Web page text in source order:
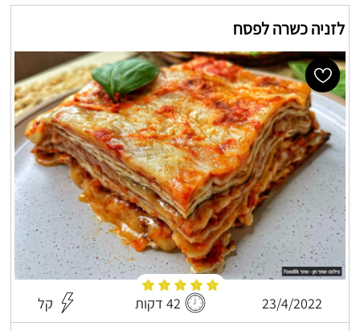
לזניה כשרה לפסח
23/4/2022 42 דקות קל